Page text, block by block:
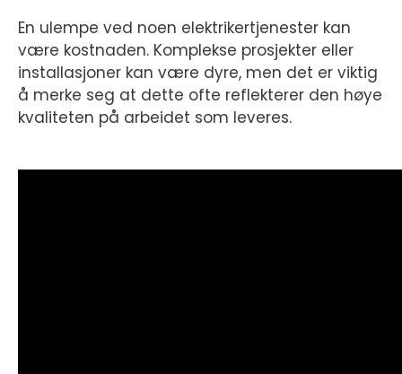
En ulempe ved noen elektrikertjenester kan
være kostnaden. Komplekse prosjekter eller
installasjoner kan være dyre, men det er viktig
å merke seg at dette ofte reflekterer den høye
kvaliteten på arbeidet som leveres.